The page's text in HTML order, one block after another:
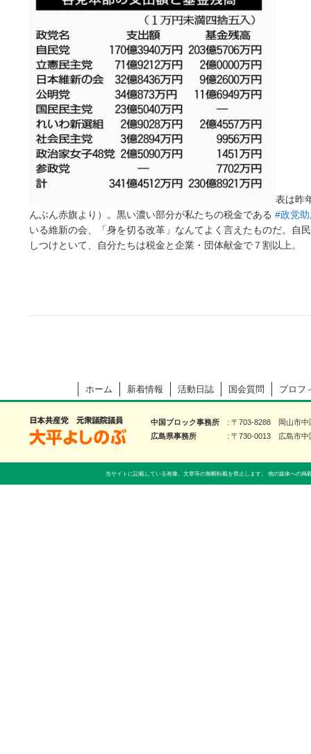
表は昨
んぶん赤旗より）。黒い濃い部分が私たちの税金である #政党
いる維新の会、「身を切る改革」なんてよく言えたものだ。自
しつけといて、自分たちは税金と企業・団体献金で７割以上。
ホーム 新着情報 活動日誌 国会質問 プロフ
大平よしのぶ 日本共産党 前衆議院議員
中国ブロック事務所
〒703-8288 岡山市中
広島県事務所
〒730-0013 広島市中
当サイトに記載している画像、文章等の無断転載を禁止します。 他の媒体への掲